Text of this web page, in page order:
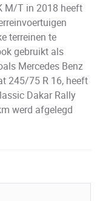
M/T in 2018 heeft
terreinen te
gebruikt als
Mercedes Benz
245/75 R 16, heeft
Dakar Rally
werd afgelegd